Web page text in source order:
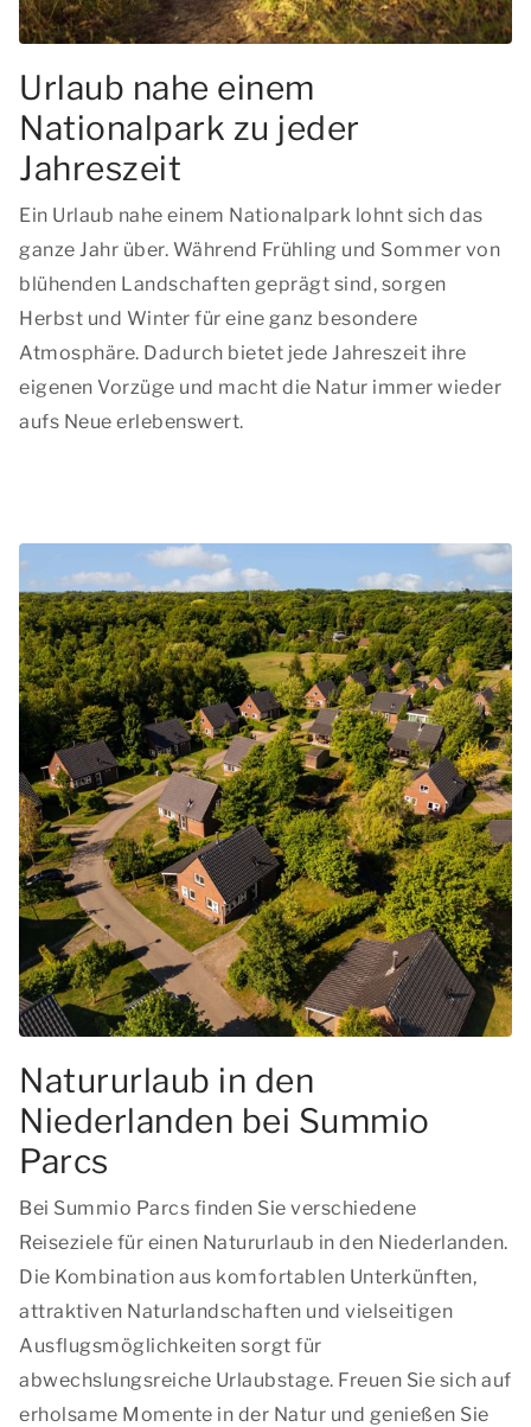
Urlaub nahe einem
Nationalpark zu jeder
Jahreszeit
Ein Urlaub nahe einem Nationalpark lohnt sich das
ganze Jahr über. Während Frühling und Sommer von
blühenden Landschaften geprägt sind, sorgen
Herbst und Winter für eine ganz besondere
Atmosphäre. Dadurch bietet jede Jahreszeit ihre
eigenen Vorzüge und macht die Natur immer wieder
aufs Neue erlebenswert.
Natururlaub in den
Niederlanden bei Summio
Parcs
Bei Summio Parcs finden Sie verschiedene
Reiseziele für einen Natururlaub in den Niederlanden.
Die Kombination aus komfortablen Unterkünften,
attraktiven Naturlandschaften und vielseitigen
Ausflugsmöglichkeiten sorgt für
abwechslungsreiche Urlaubstage. Freuen Sie sich auf
erholsame Momente in der Natur und genießen Sie